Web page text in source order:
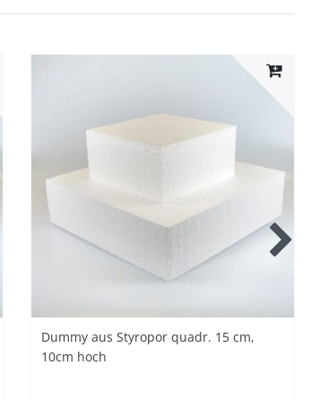
Dummy aus Styropor quadr. 15 cm,
10cm hoch